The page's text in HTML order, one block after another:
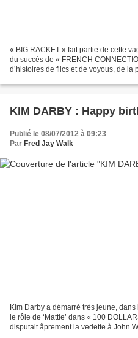
« BIG RACKET » fait partie de cette
du succès de « FRENCH
d’histoires de flics et de voyous, de la
KIM DARBY : Happy
Publié le 08/07/2012 à 09:23
Par Fred Jay Walk
Kim Darby a démarré très jeune,
le rôle de ‘Mattie’ dans « 100
disputait âprement la vedette à John